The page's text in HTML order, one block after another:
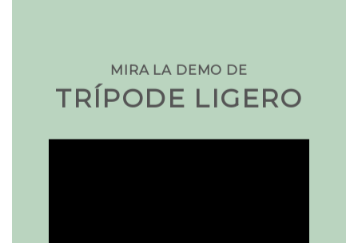
MIRA LA DEMO DE
TRÍPODE LIGERO